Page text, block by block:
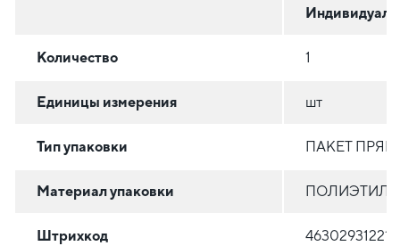
Количество 1
Единицы измерения шт
Тип упаковки ПАКЕТ
Материал упаковки
Штрихкод